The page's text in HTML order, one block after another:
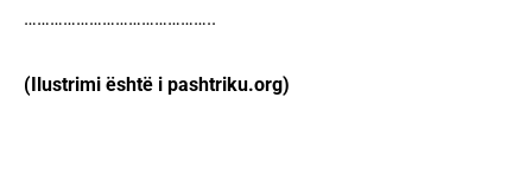
……………………………………..
(Ilustrimi është i pashtriku.org)